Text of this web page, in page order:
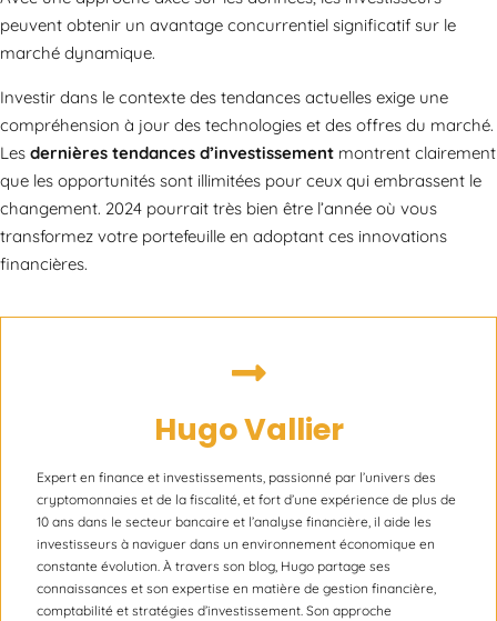
peuvent obtenir un avantage concurrentiel significatif sur le
marché dynamique.
Investir dans le contexte des tendances actuelles exige une
compréhension à jour des technologies et des offres du marché.
Les dernières tendances d’investissement montrent clairement
que les opportunités sont illimitées pour ceux qui embrassent le
changement. 2024 pourrait très bien être l’année où vous
transformez votre portefeuille en adoptant ces innovations
financières.
Hugo Vallier
Expert en finance et investissements, passionné par l’univers des
cryptomonnaies et de la fiscalité, et fort d’une expérience de plus de
10 ans dans le secteur bancaire et l’analyse financière, il aide les
investisseurs à naviguer dans un environnement économique en
constante évolution. À travers son blog, Hugo partage ses
connaissances et son expertise en matière de gestion financière,
comptabilité et stratégies d’investissement. Son approche